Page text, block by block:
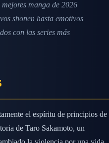
mejores manga de 2026
shonen hasta emotivos
con las series más
el espíritu de principios de
de Taro Sakamoto, un